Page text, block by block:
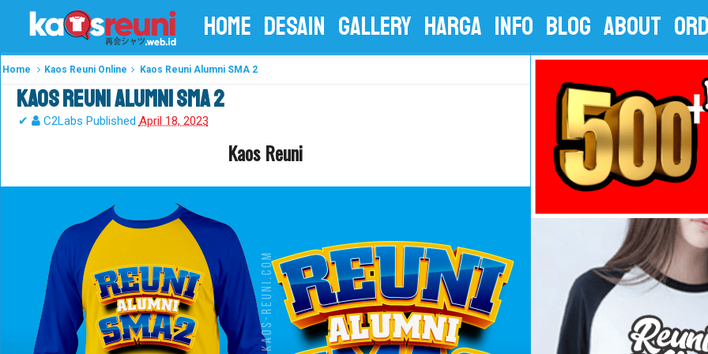
HOME DESAIN GALLERY HARGA INFO BLOG ABOUT
Home Kaos Reuni Online Kaos Reuni Alumni SMA 2
Kaos Reuni Alumni SMA 2
✔ C2Labs Published April 18, 2023
Kaos Reuni